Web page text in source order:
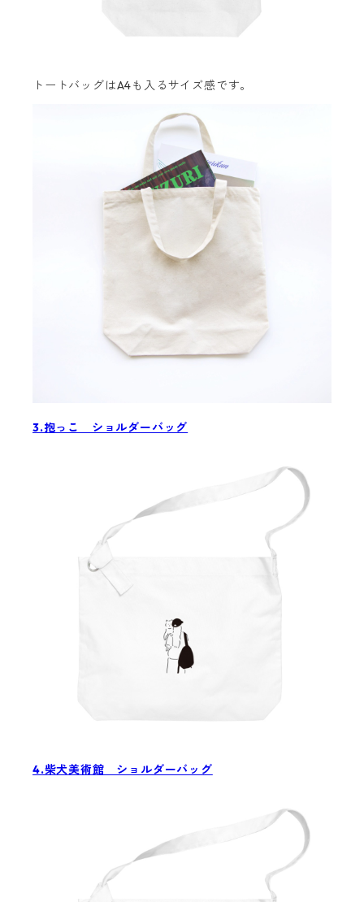
トートバッグはA4も入るサイズ感です。
3.抱っこ ショルダーバッグ
4.柴犬美術館 ショルダーバッグ